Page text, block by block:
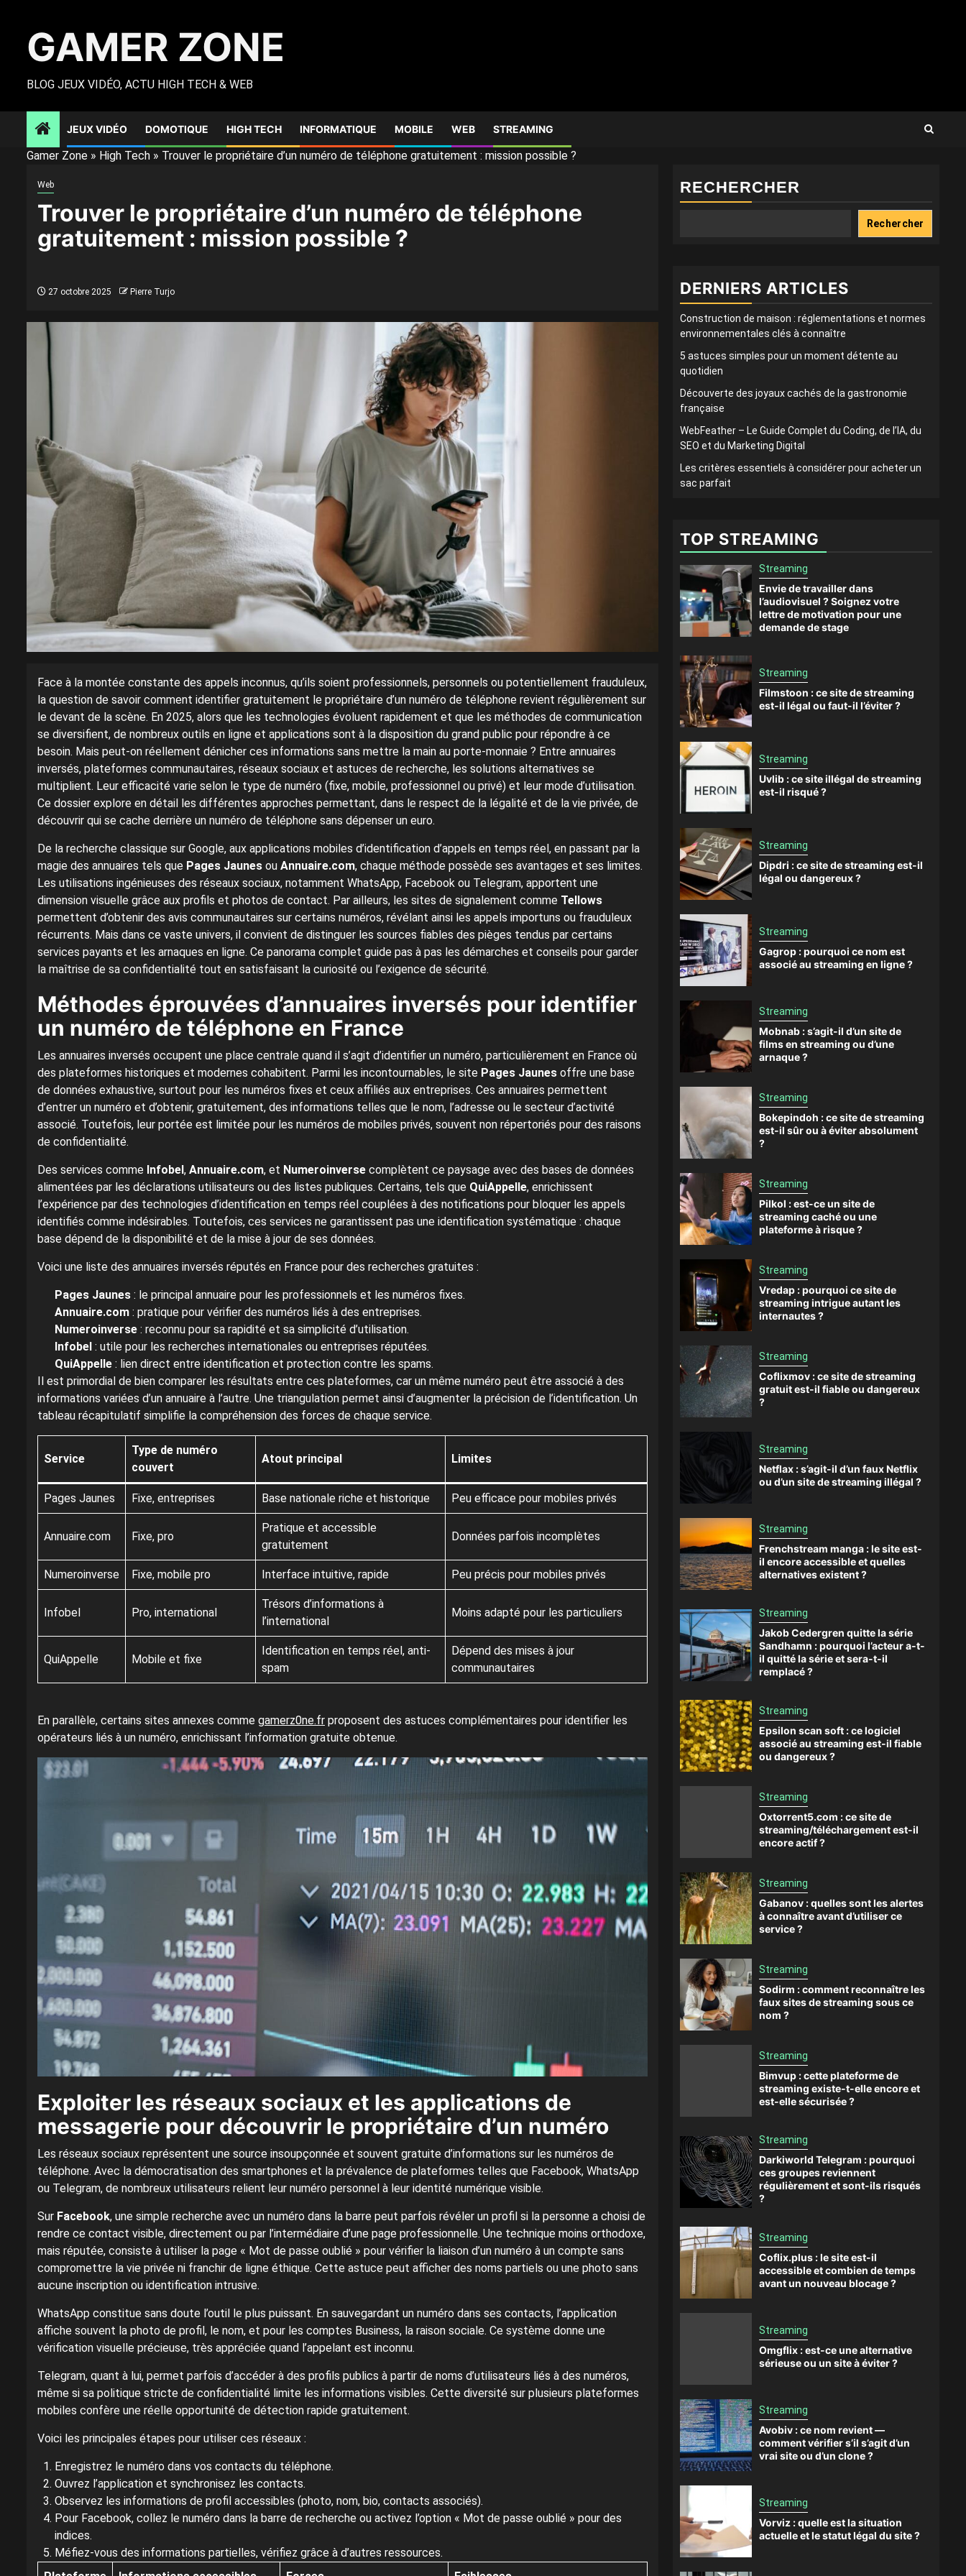
contentGAMER ZONE
BLOG JEUX VIDÉO, ACTU HIGH TECH & WEB
JEUX VIDÉO DOMOTIQUE HIGH TECH INFORMATIQUE MOBILE WEB STREAMING
Gamer Zone » High Tech » Trouver le propriétaire d’un numéro de téléphone gratuitement : mission possible ?
Web
Trouver le propriétaire d’un numéro de téléphone
gratuitement : mission possible ?
27 octobre 2025 Pierre Turjo
Face à la montée constante des appels inconnus, qu’ils soient professionnels, personnels ou potentiellement frauduleux,
la question de savoir comment identifier gratuitement le propriétaire d’un numéro de téléphone revient régulièrement sur
le devant de la scène. En 2025, alors que les technologies évoluent rapidement et que les méthodes de communication
se diversifient, de nombreux outils en ligne et applications sont à la disposition du grand public pour répondre à ce
besoin. Mais peut-on réellement dénicher ces informations sans mettre la main au porte-monnaie ? Entre annuaires
inversés, plateformes communautaires, réseaux sociaux et astuces de recherche, les solutions alternatives se
multiplient. Leur efficacité varie selon le type de numéro (fixe, mobile, professionnel ou privé) et leur mode d’utilisation.
Ce dossier explore en détail les différentes approches permettant, dans le respect de la légalité et de la vie privée, de
découvrir qui se cache derrière un numéro de téléphone sans dépenser un euro.
De la recherche classique sur Google, aux applications mobiles d’identification d’appels en temps réel, en passant par la
magie des annuaires tels que Pages Jaunes ou Annuaire.com, chaque méthode possède ses avantages et ses limites.
Les utilisations ingénieuses des réseaux sociaux, notamment WhatsApp, Facebook ou Telegram, apportent une
dimension visuelle grâce aux profils et photos de contact. Par ailleurs, les sites de signalement comme Tellows
permettent d’obtenir des avis communautaires sur certains numéros, révélant ainsi les appels importuns ou frauduleux
récurrents. Mais dans ce vaste univers, il convient de distinguer les sources fiables des pièges tendus par certains
services payants et les arnaques en ligne. Ce panorama complet guide pas à pas les démarches et conseils pour garder
la maîtrise de sa confidentialité tout en satisfaisant la curiosité ou l’exigence de sécurité.
Méthodes éprouvées d’annuaires inversés pour identifier
un numéro de téléphone en France
Les annuaires inversés occupent une place centrale quand il s’agit d’identifier un numéro, particulièrement en France où
des plateformes historiques et modernes cohabitent. Parmi les incontournables, le site Pages Jaunes offre une base
de données exhaustive, surtout pour les numéros fixes et ceux affiliés aux entreprises. Ces annuaires permettent
d’entrer un numéro et d’obtenir, gratuitement, des informations telles que le nom, l’adresse ou le secteur d’activité
associé. Toutefois, leur portée est limitée pour les numéros de mobiles privés, souvent non répertoriés pour des raisons
de confidentialité.
Des services comme Infobel , Annuaire.com, et Numeroinverse complètent ce paysage avec des bases de données
alimentées par les déclarations utilisateurs ou des listes publiques. Certains, tels que QuiAppelle, enrichissent
l’expérience par des technologies d’identification en temps réel couplées à des notifications pour bloquer les appels
identifiés comme indésirables. Toutefois, ces services ne garantissent pas une identification systématique : chaque
base dépend de la disponibilité et de la mise à jour de ses données.
Voici une liste des annuaires inversés réputés en France pour des recherches gratuites :
Pages Jaunes : le principal annuaire pour les professionnels et les numéros fixes.
Annuaire.com : pratique pour vérifier des numéros liés à des entreprises.
Numeroinverse : reconnu pour sa rapidité et sa simplicité d’utilisation.
Infobel : utile pour les recherches internationales ou entreprises réputées.
QuiAppelle : lien direct entre identification et protection contre les spams.
Il est primordial de bien comparer les résultats entre ces plateformes, car un même numéro peut être associé à des
informations variées d’un annuaire à l’autre. Une triangulation permet ainsi d’augmenter la précision de l’identification. Un
tableau récapitulatif simplifie la compréhension des forces de chaque service.
Service
Type de numéro
couvert
Atout principal Limites
Pages Jaunes Fixe, entreprises Base nationale riche et historique Peu efficace pour mobiles privés
Annuaire.com Fixe, pro
Pratique et accessible
gratuitement
Données parfois incomplètes
Numeroinverse Fixe, mobile pro Interface intuitive, rapide Peu précis pour mobiles privés
Infobel Pro, international
Trésors d’informations à
l’international
Moins adapté pour les particuliers
QuiAppelle Mobile et fixe
Identification en temps réel, anti-
spam
Dépend des mises à jour
communautaires
En parallèle, certains sites annexes comme gamerz0ne.fr proposent des astuces complémentaires pour identifier les
opérateurs liés à un numéro, enrichissant l’information gratuite obtenue.
Exploiter les réseaux sociaux et les applications de
messagerie pour découvrir le propriétaire d’un numéro
Les réseaux sociaux représentent une source insoupçonnée et souvent gratuite d’informations sur les numéros de
téléphone. Avec la démocratisation des smartphones et la prévalence de plateformes telles que Facebook, WhatsApp
ou Telegram, de nombreux utilisateurs relient leur numéro personnel à leur identité numérique visible.
Sur Facebook, une simple recherche avec un numéro dans la barre peut parfois révéler un profil si la personne a choisi de
rendre ce contact visible, directement ou par l’intermédiaire d’une page professionnelle. Une technique moins orthodoxe,
mais réputée, consiste à utiliser la page « Mot de passe oublié » pour vérifier la liaison d’un numéro à un compte sans
compromettre la vie privée ni franchir de ligne éthique. Cette astuce peut afficher des noms partiels ou une photo sans
aucune inscription ou identification intrusive.
WhatsApp constitue sans doute l’outil le plus puissant. En sauvegardant un numéro dans ses contacts, l’application
affiche souvent la photo de profil, le nom, et pour les comptes Business, la raison sociale. Ce système donne une
vérification visuelle précieuse, très appréciée quand l’appelant est inconnu.
Telegram, quant à lui, permet parfois d’accéder à des profils publics à partir de noms d’utilisateurs liés à des numéros,
même si sa politique stricte de confidentialité limite les informations visibles. Cette diversité sur plusieurs plateformes
mobiles confère une réelle opportunité de détection rapide gratuitement.
Voici les principales étapes pour utiliser ces réseaux :
Enregistrez le numéro dans vos contacts du téléphone.
Ouvrez l’application et synchronisez les contacts.
Observez les informations de profil accessibles (photo, nom, bio, contacts associés).
Pour Facebook, collez le numéro dans la barre de recherche ou activez l’option « Mot de passe oublié » pour des
indices.
Méfiez-vous des informations partielles, vérifiez grâce à d’autres ressources.
RECHERCHER
Rechercher
DERNIERS ARTICLES
Construction de maison : réglementations et normes
environnementales clés à connaître
5 astuces simples pour un moment détente au
quotidien
Découverte des joyaux cachés de la gastronomie
française
WebFeather – Le Guide Complet du Coding, de l’IA, du
SEO et du Marketing Digital
Les critères essentiels à considérer pour acheter un
sac parfait
TOP STREAMING
Streaming
Envie de travailler dans
l’audiovisuel ? Soignez votre
lettre de motivation pour une
demande de stage
Streaming
Filmstoon : ce site de streaming
est-il légal ou faut-il l’éviter ?
Streaming
Uvlib : ce site illégal de streaming
est-il risqué ?
Streaming
Dipdri : ce site de streaming est-il
légal ou dangereux ?
Streaming
Gagrop : pourquoi ce nom est
associé au streaming en ligne ?
Streaming
Mobnab : s’agit-il d’un site de
films en streaming ou d’une
arnaque ?
Streaming
Bokepindoh : ce site de streaming
est-il sûr ou à éviter absolument
?
Streaming
Pilkol : est-ce un site de
streaming caché ou une
plateforme à risque ?
Streaming
Vredap : pourquoi ce site de
streaming intrigue autant les
internautes ?
Streaming
Coflixmov : ce site de streaming
gratuit est-il fiable ou dangereux
?
Streaming
Netflax : s’agit-il d’un faux Netflix
ou d’un site de streaming illégal ?
Streaming
Frenchstream manga : le site est-
il encore accessible et quelles
alternatives existent ?
Streaming
Jakob Cedergren quitte la série
Sandhamn : pourquoi l’acteur a-t-
il quitté la série et sera-t-il
remplacé ?
Streaming
Epsilon scan soft : ce logiciel
associé au streaming est-il fiable
ou dangereux ?
Streaming
Oxtorrent5.com : ce site de
streaming/téléchargement est-il
encore actif ?
Streaming
Gabanov : quelles sont les alertes
à connaître avant d’utiliser ce
service ?
Streaming
Sodirm : comment reconnaître les
faux sites de streaming sous ce
nom ?
Streaming
Bimvup : cette plateforme de
streaming existe-t-elle encore et
est-elle sécurisée ?
Streaming
Darkiworld Telegram : pourquoi
ces groupes reviennent
régulièrement et sont-ils risqués
?
Streaming
Coflix.plus : le site est-il
accessible et combien de temps
avant un nouveau blocage ?
Streaming
Omgflix : est-ce une alternative
sérieuse ou un site à éviter ?
Streaming
Avobiv : ce nom revient —
comment vérifier s’il s’agit d’un
vrai site ou d’un clone ?
Streaming
Vorviz : quelle est la situation
actuelle et le statut légal du site ?